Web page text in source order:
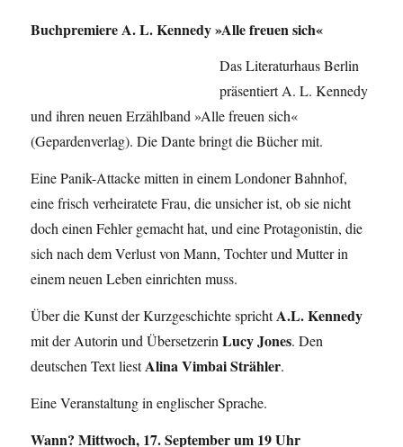
Buchpremiere A. L. Kennedy »Alle freuen sich«
Das Literaturhaus Berlin
präsentiert A. L. Kennedy
und ihren neuen Erzählband »Alle freuen sich«
(Gepardenverlag). Die Dante bringt die Bücher mit.
Eine Panik-Attacke mitten in einem Londoner Bahnhof,
eine frisch verheiratete Frau, die unsicher ist, ob sie nicht
doch einen Fehler gemacht hat, und eine Protagonistin, die
sich nach dem Verlust von Mann, Tochter und Mutter in
einem neuen Leben einrichten muss.
Über die Kunst der Kurzgeschichte sprichtA.L. Kennedy
mit der Autorin und ÜbersetzerinLucy Jones. Den
deutschen Text liestAlina Vimbai Strähler.
Eine Veranstaltung in englischer Sprache.
Wann? Mittwoch, 17. September um 19 Uhr